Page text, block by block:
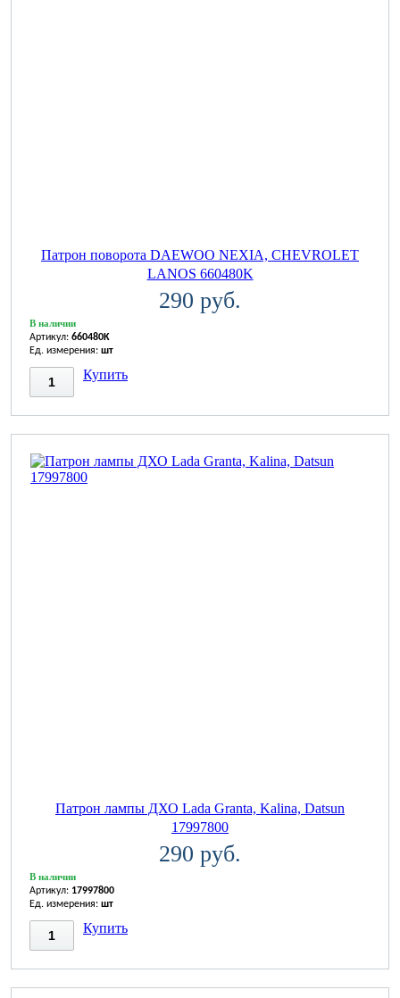
Патрон поворота DAEWOO NEXIA, CHEVROLET
LANOS 660480K
290 руб.
В наличии
Артикул: 660480K
Ед. измерения: шт
Купить
Патрон лампы ДХО Lada Granta, Kalina, Datsun
17997800
290 руб.
В наличии
Артикул: 17997800
Ед. измерения: шт
Купить